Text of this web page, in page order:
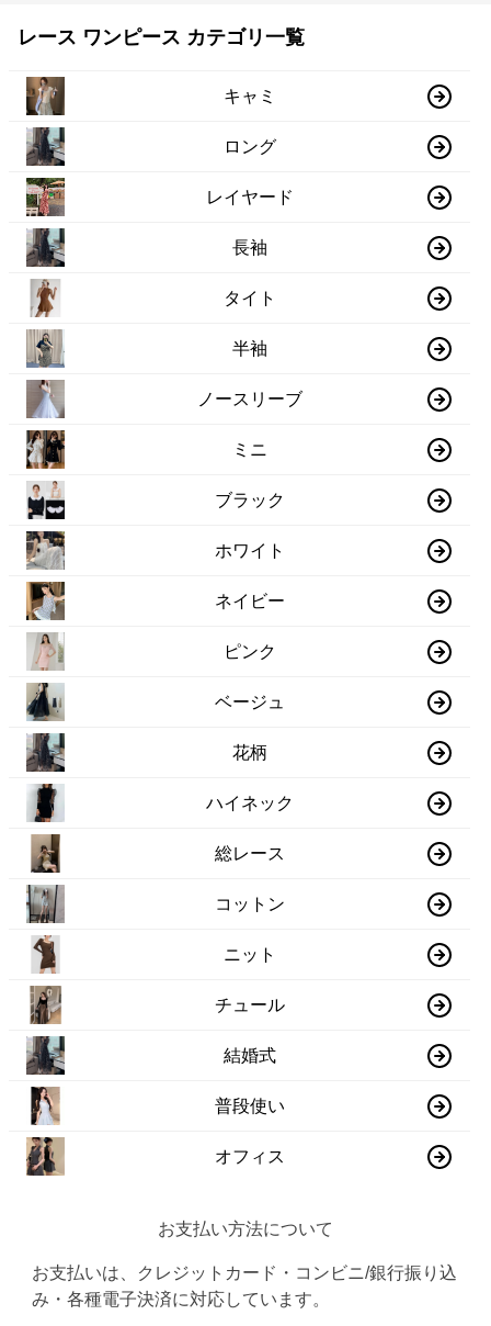
レース ワンピース カテゴリ一覧
キャミ
ロング
レイヤード
長袖
タイト
半袖
ノースリーブ
ミニ
ブラック
ホワイト
ネイビー
ピンク
ベージュ
花柄
ハイネック
総レース
コットン
ニット
チュール
結婚式
普段使い
オフィス
お支払い方法について
お支払いは、クレジットカード・コンビニ/銀行振り込
み・各種電子決済に対応しています。